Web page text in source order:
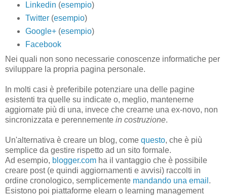
Linkedin (esempio)
Twitter(esempio)
Google+(esempio)
Facebook
Nei quali non sono necessarie conoscenze informatiche per
sviluppare la propria pagina personale.
In molti casi è preferibile potenziare una delle pagine
esistenti tra quelle su indicate o, meglio, mantenerne
aggiornate più di una, invece che crearne una ex-novo, non
sincronizzata e perennemente in costruzione.
Un'alternativa è creare un blog, come questo, che è più
semplice da gestire rispetto ad un sito formale.
Ad esempio, blogger.com ha il vantaggio che è possibile
creare post (e quindi aggiornamenti e avvisi) raccolti in
ordine cronologico, semplicemente mandando una email .
Esistono poi piattaforme elearn o learning management